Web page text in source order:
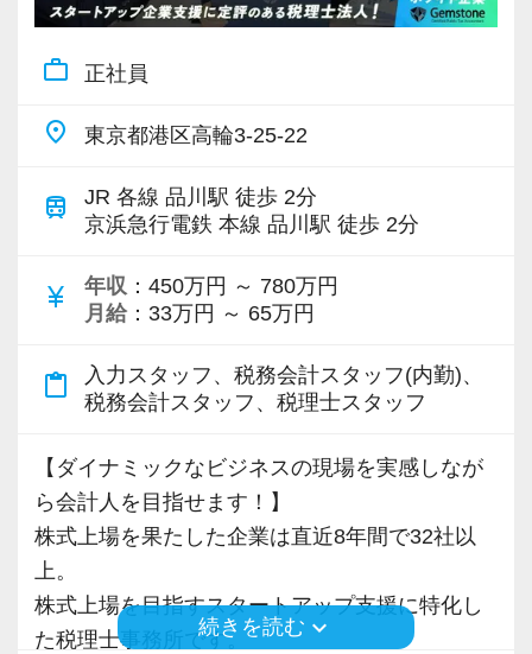
work_outline 正社員
place 東京都港区高輪3-25-22
train
JR 各線 品川駅 徒歩 2分
京浜急行電鉄 本線 品川駅 徒歩 2分
currency_yen 年収 ：450万円 ～ 780万円
月給 ：33万円 ～ 65万円
content_paste
入力スタッフ、税務会計スタッフ(内勤)、
税務会計スタッフ、税理士スタッフ
【ダイナミックなビジネスの現場を実感しなが
ら会計人を目指せます！】
株式上場を果たした企業は直近8年間で32社以
上。
株式上場を目指すスタートアップ支援に特化し
た税理士事務所です。
続きを読む keyboard_arrow_down